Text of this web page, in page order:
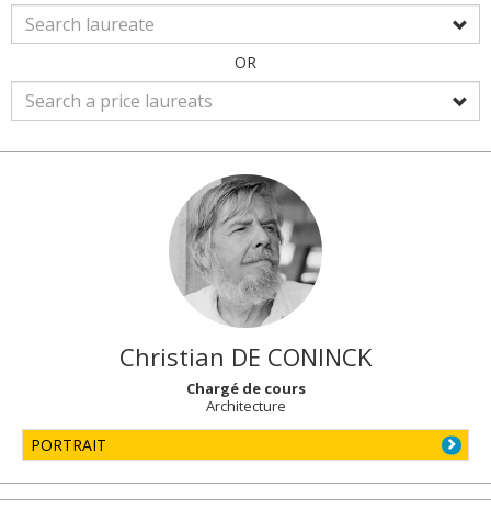
OR
Christian DE CONINCK
Chargé de cours
Architecture
PORTRAIT